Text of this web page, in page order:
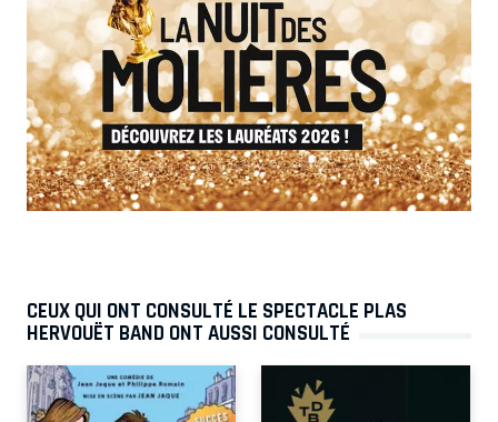
CEUX QUI ONT CONSULTÉ LE SPECTACLE PLAS
HERVOUËT BAND ONT AUSSI CONSULTÉ